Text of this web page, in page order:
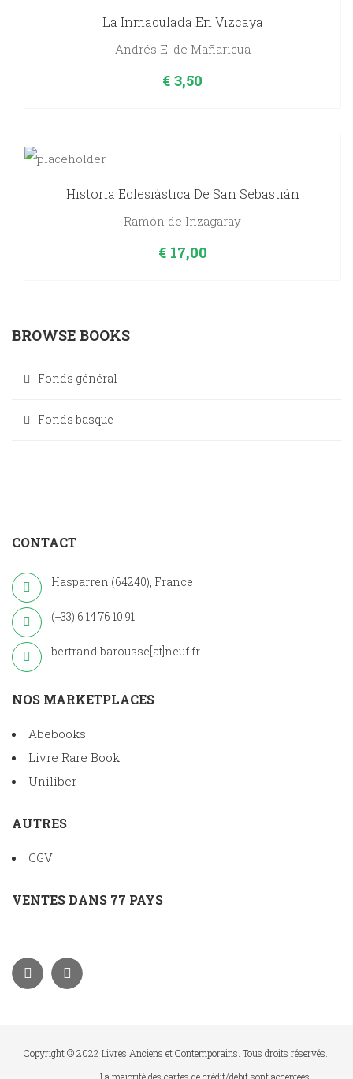
La Inmaculada En Vizcaya
Andrés E. de Mañaricua
€ 3,50
Historia Eclesiástica De San Sebastián
Ramón de Inzagaray
€17,00
BROWSE BOOKS
Fonds général
Fonds basque
CONTACT
Hasparren (64240), France
(+33) 6 14 76 10 91
bertrand.barousse[at]neuf.fr
NOS MARKETPLACES
Abebooks
Livre Rare Book
Uniliber
AUTRES
CGV
VENTES DANS 77 PAYS
Copyright © 2022 Livres Anciens et Contemporains. Tous droits réservés.